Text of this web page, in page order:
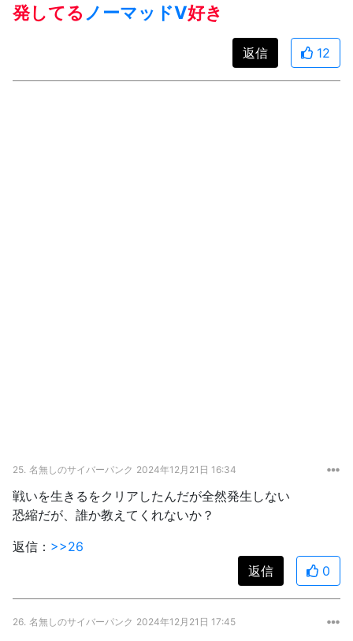
発してる ノーマッドV好き
返信 12
25. 名無しのサイバーパンク 2024年12月21日 16:34
戦いを生きるをクリアしたんだが全然発生しない
恐縮だが、誰か教えてくれないか？
返信： >>26
返信
0
26. 名無しのサイバーパンク 2024年12月21日 17:45